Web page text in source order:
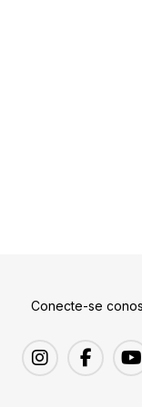
Conecte-se